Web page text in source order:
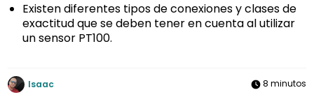
Existen diferentes tipos de conexiones y clases de
exactitud que se deben tener en cuenta al utilizar
un sensor PT100.
Isaac 8 minutos